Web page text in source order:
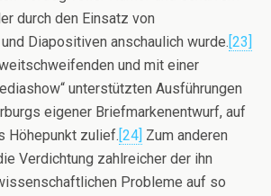
durch den Einsatz von
Diapositiven anschaulich wurde. [23]
und mit einer
unterstützten Ausführungen
eigener Briefmarkenentwurf, auf
Höhepunkt zulief. [24] Zum anderen
Verdichtung zahlreicher der ihn
Probleme auf so